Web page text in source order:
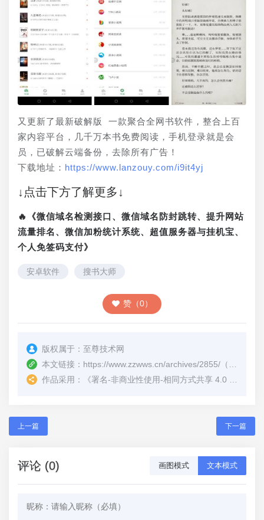
又更新了最新破解版 一款聚合全网书软件，整合上百
家内容平台，几千万本书免费阅读，手机登录就是会
员，已破解云端备份，去除所有广告！
下载地址： https://www.lanzouy.com/i9it4yj
↓点击下方了解更多↓
🔥《微信域名检测接口、微信域名防封跳转、提升网站
流量排名、微信加粉统计系统、超值服务器与挂机宝、
个人免签码支付》
安卓软件 搜书大师
赞（0）
版权属于： 至尊技术网
本文链接： https://www.zzwws.cn/archives/2855/ （转载时请注明本文出处及文章链接）
作品采用：
《署名-非商业性使用-相同方式共享 4.0 国际 (CC BY-NC-SA 4.0)
上一篇 下一篇
评论 (0) 画图模式 文本模式